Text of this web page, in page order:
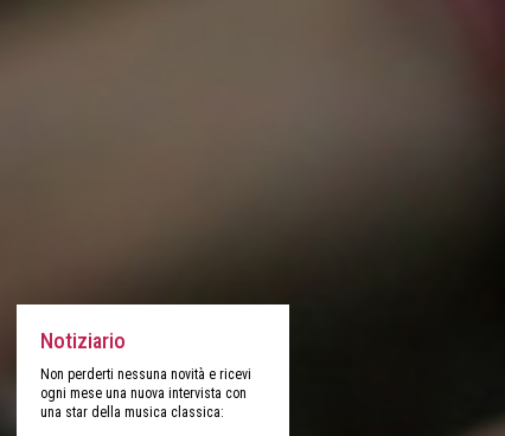
Notiziario
Non perderti nessuna novità e ricevi
ogni mese una nuova intervista con
una star della musica classica: